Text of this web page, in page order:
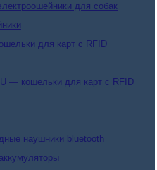
для собак
для карт с RFID
— кошельки для карт с RFID
наушники bluetooth